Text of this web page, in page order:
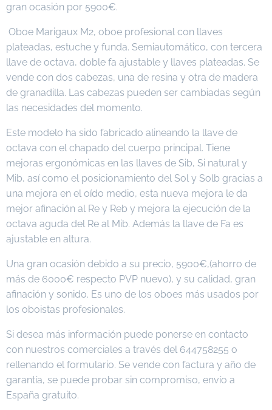
gran ocasión por 5900€.
Oboe Marigaux M2, oboe profesional con llaves
plateadas, estuche y funda. Semiautomático, con tercera
llave de octava, doble fa ajustable y llaves plateadas. Se
vende con dos cabezas, una de resina y otra de madera
de granadilla. Las cabezas pueden ser cambiadas según
las necesidades del momento.
Este modelo ha sido fabricado alineando la llave de
octava con el chapado del cuerpo principal. Tiene
mejoras ergonómicas en las llaves de Sib, Si natural y
Mib, así como el posicionamiento del Sol y Solb gracias a
una mejora en el oído medio, esta nueva mejora le da
mejor afinación al Re y Reb y mejora la ejecución de la
octava aguda del Re al Mib. Además la llave de Fa es
ajustable en altura.
Una gran ocasión debido a su precio, 5900€,(ahorro de
más de 6000€ respecto PVP nuevo), y su calidad, gran
afinación y sonido. Es uno de los oboes más usados por
los oboistas profesionales.
Si desea más información puede ponerse en contacto
con nuestros comerciales a través del 644758255 o
rellenando el formulario. Se vende con factura y año de
garantía, se puede probar sin compromiso, envío a
España gratuito.